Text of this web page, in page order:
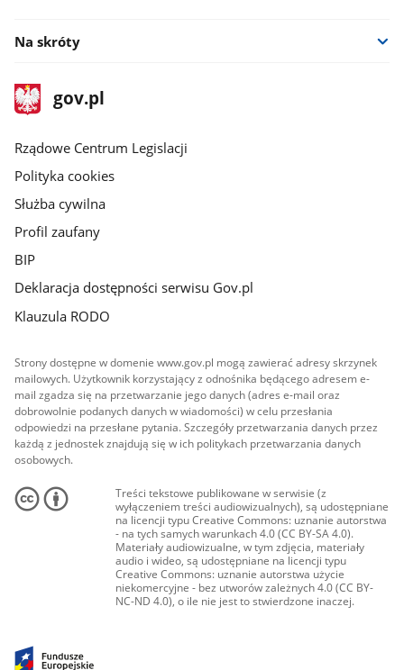
Na skróty
stopka
gov.plStrona
gov.pl
Rządowe Centrum Legislacji
Polityka cookies
Służba cywilna
Profil zaufany
BIP
Deklaracja dostępności serwisu Gov.pl
Klauzula RODO
Strony dostępne w domenie www.gov.pl mogą zawierać adresy skrzynek
mailowych. Użytkownik korzystający z odnośnika będącego adresem e-
mail zgadza się na przetwarzanie jego danych (adres e-mail oraz
dobrowolnie podanych danych w wiadomości) w celu przesłania
odpowiedzi na przesłane pytania. Szczegóły przetwarzania danych przez
każdą z jednostek znajdują się w ich politykach przetwarzania danych
osobowych.
Treści tekstowe publikowane w serwisie (z
wyłączeniem treści audiowizualnych), są udostępniane
na licencji typu Creative Commons: uznanie autorstwa
- na tych samych warunkach 4.0 (CC BY-SA 4.0).
Materiały audiowizualne, w tym zdjęcia, materiały
audio i wideo, są udostępniane na licencji typu
Creative Commons: uznanie autorstwa użycie
niekomercyjne - bez utworów zależnych 4.0 (CC BY-
NC-ND 4.0), o ile nie jest to stwierdzone inaczej.